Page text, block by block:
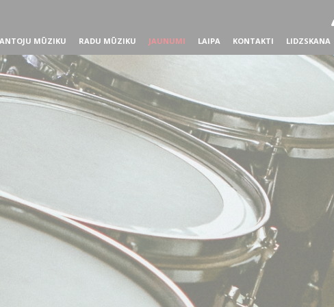
MŪZIKU RADU MŪZIKU JAUNUMI LAIPA KONTAKTI LIDZSKANA